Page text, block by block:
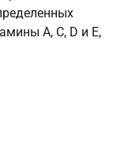
A, C, D и E,